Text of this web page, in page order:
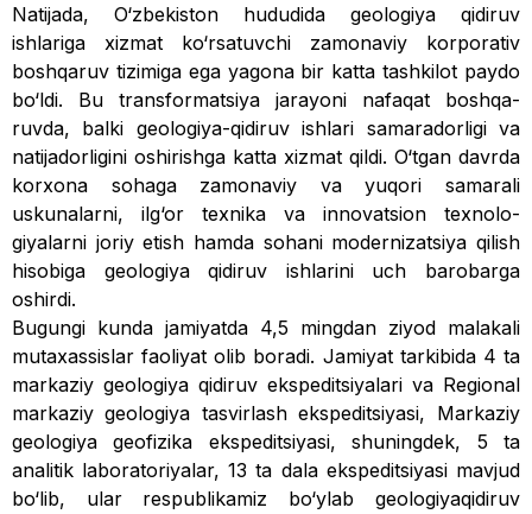
Natijada, O‘zbekiston hududida geologiya qi­diruv
ishlariga xizmat ko‘rsatuvchi zamonaviy korporativ
bosh­qaruv tizimiga ega yagona bir katta tashkilot paydo
bo‘ldi. Bu transformatsiya jarayoni nafaqat boshqa­
ruvda, balki geologiya-qidiruv ishlari samaradorligi va
natijadorligini oshirishga katta xizmat qildi. O‘tgan davrda
korxona sohaga zamonaviy va yuqori samarali
uskunalarni, ilg‘or texnika va innovatsion texnolo­
giyalarni joriy etish hamda sohani modernizatsiya qilish
hisobiga geologiya qidiruv ishlarini uch barobarga
oshirdi.
Bugungi kunda jamiyatda 4,5 mingdan ziyod malakali
mutaxassislar faoliyat olib boradi. Jamiyat tarkibida 4 ta
markaziy geologiya qidiruv ekspeditsiyalari va Regional
markaziy geologiya tasvirlash ekspeditsiyasi, Markaziy
geologiya geofizika ekspeditsiyasi, shuningdek, 5 ta
analitik laboratoriyalar, 13 ta dala ekspeditsiyasi mavjud
bo‘lib, ular respublikamiz bo‘ylab geologiya­qidiruv